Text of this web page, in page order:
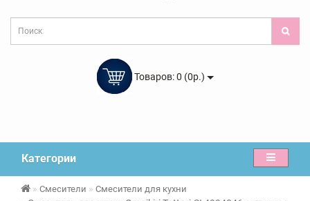
Товаров: 0 (0р.)
Категории
Смесители Смесители для кухни